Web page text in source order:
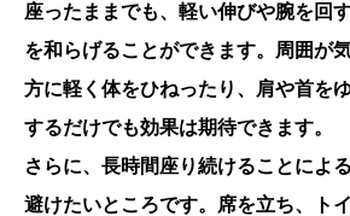
座ったままでも、軽い伸びや腕を回
を和らげることができます。周囲が
方に軽く体をひねったり、肩や首を
するだけでも効果は期待できます。
さらに、長時間座り続けることによ
避けたいところです。席を立ち、ト